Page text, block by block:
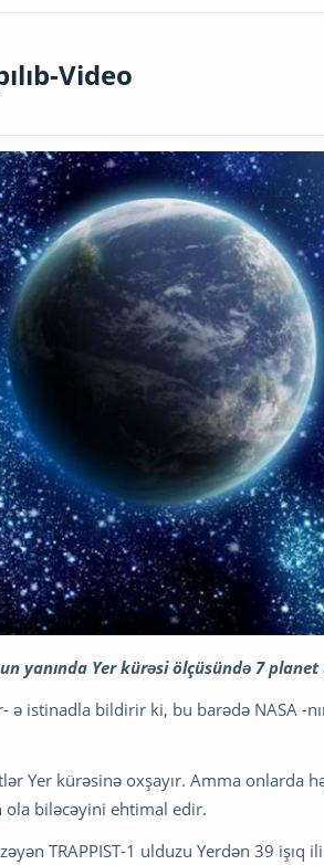
Video
yanında Yer kürəsi ölçüsündə 7
ə istinadla bildirir ki, bu barədə NASA -
Yer kürəsinə oxşayır. Amma onlarda
ola biləcəyini ehtimal edir.
TRAPPIST-1 ulduzu Yerdən 39 işıq